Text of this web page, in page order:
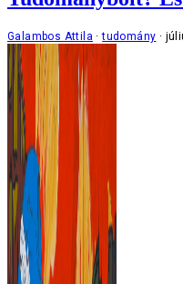
Galambos Attila tudomány